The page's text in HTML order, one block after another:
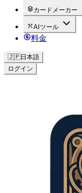
カードメーカー
AIツール
料金
🇯🇵日本語
ログイン